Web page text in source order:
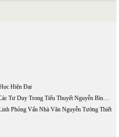
Hiện Đại
Tiểu Thuyết Hiện Đại Sự Hội Ngộ Các Tư Duy Trong Tiểu Thuyết Nguyễn Bình Phương
Phỏng Vấn Nhà Văn Nguyễn Tường Thiết